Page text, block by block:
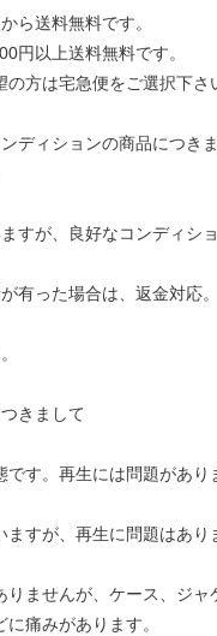
ら送料無料です。
円以上送料無料です。
方は宅急便をご選択下さ
ディションの商品につき
すが、良好なコンディショ
有った場合は、返金対応。
きまして
す。再生には問題があり
すが、再生に問題はあり
ませんが、ケース、ジャ
痛みがあります。